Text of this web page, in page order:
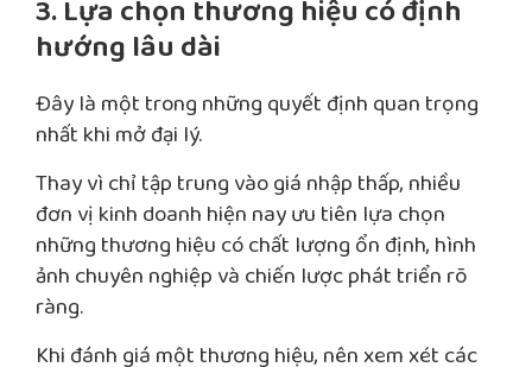
3. Lựa chọn thương hiệu có định
hướng lâu dài
Đây là một trong những quyết định quan trọng
nhất khi mở đại lý.
Thay vì chỉ tập trung vào giá nhập thấp, nhiều
đơn vị kinh doanh hiện nay ưu tiên lựa chọn
những thương hiệu có chất lượng ổn định, hình
ảnh chuyên nghiệp và chiến lược phát triển rõ
ràng.
Khi đánh giá một thương hiệu, nên xem xét các